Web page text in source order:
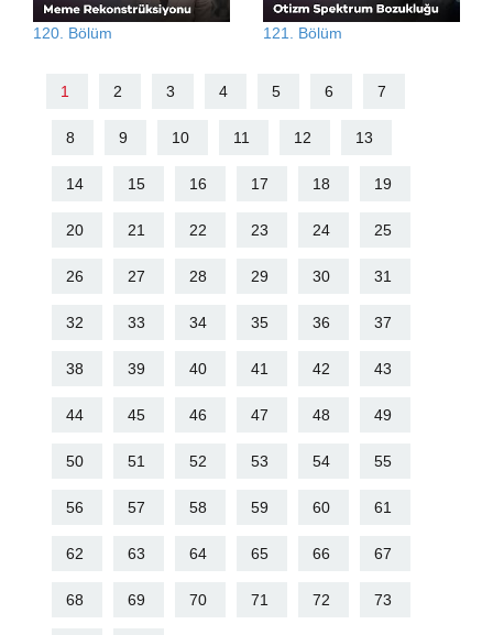
120. Bölüm 121. Bölüm
1 2 3 4 5 6 7
8 9 10 11 12 13
14 15 16 17 18 19
20 21 22 23 24 25
26 27 28 29 30 31
32 33 34 35 36 37
38 39 40 41 42 43
44 45 46 47 48 49
50 51 52 53 54 55
56 57 58 59 60 61
62 63 64 65 66 67
68 69 70 71 72 73